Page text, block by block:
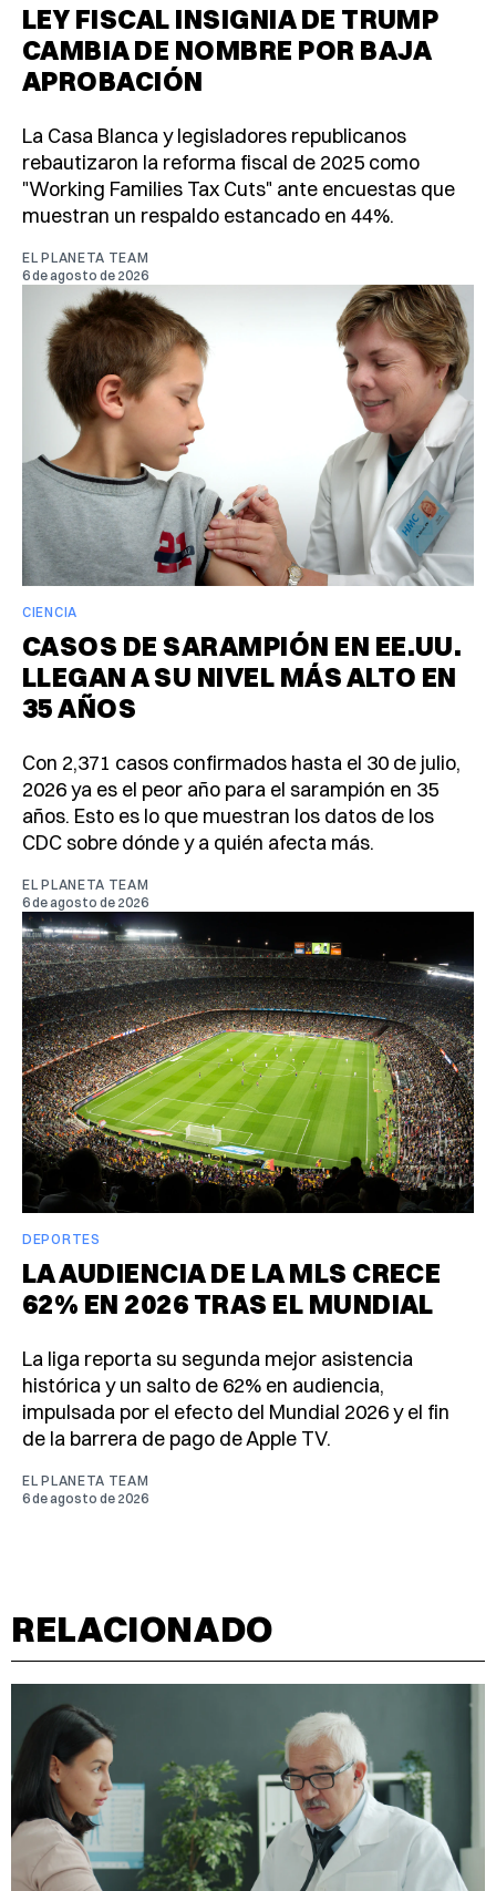
LEY FISCAL INSIGNIA DE TRUMP
CAMBIA DE NOMBRE POR BAJA
APROBACIÓN
La Casa Blanca y legisladores republicanos
rebautizaron la reforma fiscal de 2025 como
"Working Families Tax Cuts" ante encuestas que
muestran un respaldo estancado en 44%.
EL PLANETA TEAM
6 de agosto de 2026
CIENCIA
CASOS DE SARAMPIÓN EN EE.UU.
LLEGAN A SU NIVEL MÁS ALTO EN
35 AÑOS
Con 2,371 casos confirmados hasta el 30 de julio,
2026 ya es el peor año para el sarampión en 35
años. Esto es lo que muestran los datos de los
CDC sobre dónde y a quién afecta más.
EL PLANETA TEAM
6 de agosto de 2026
DEPORTES
LA AUDIENCIA DE LA MLS CRECE
62% EN 2026 TRAS EL MUNDIAL
La liga reporta su segunda mejor asistencia
histórica y un salto de 62% en audiencia,
impulsada por el efecto del Mundial 2026 y el fin
de la barrera de pago de Apple TV.
EL PLANETA TEAM
6 de agosto de 2026
RELACIONADO